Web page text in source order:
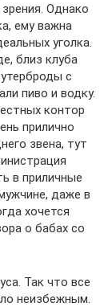
Однако
ему важна
уголка.
близ клуба
с
пиво и водку.
контор
прилично
звена, тут
в приличные
даже в
хочется
о бабах со
Так что все
неизбежным.